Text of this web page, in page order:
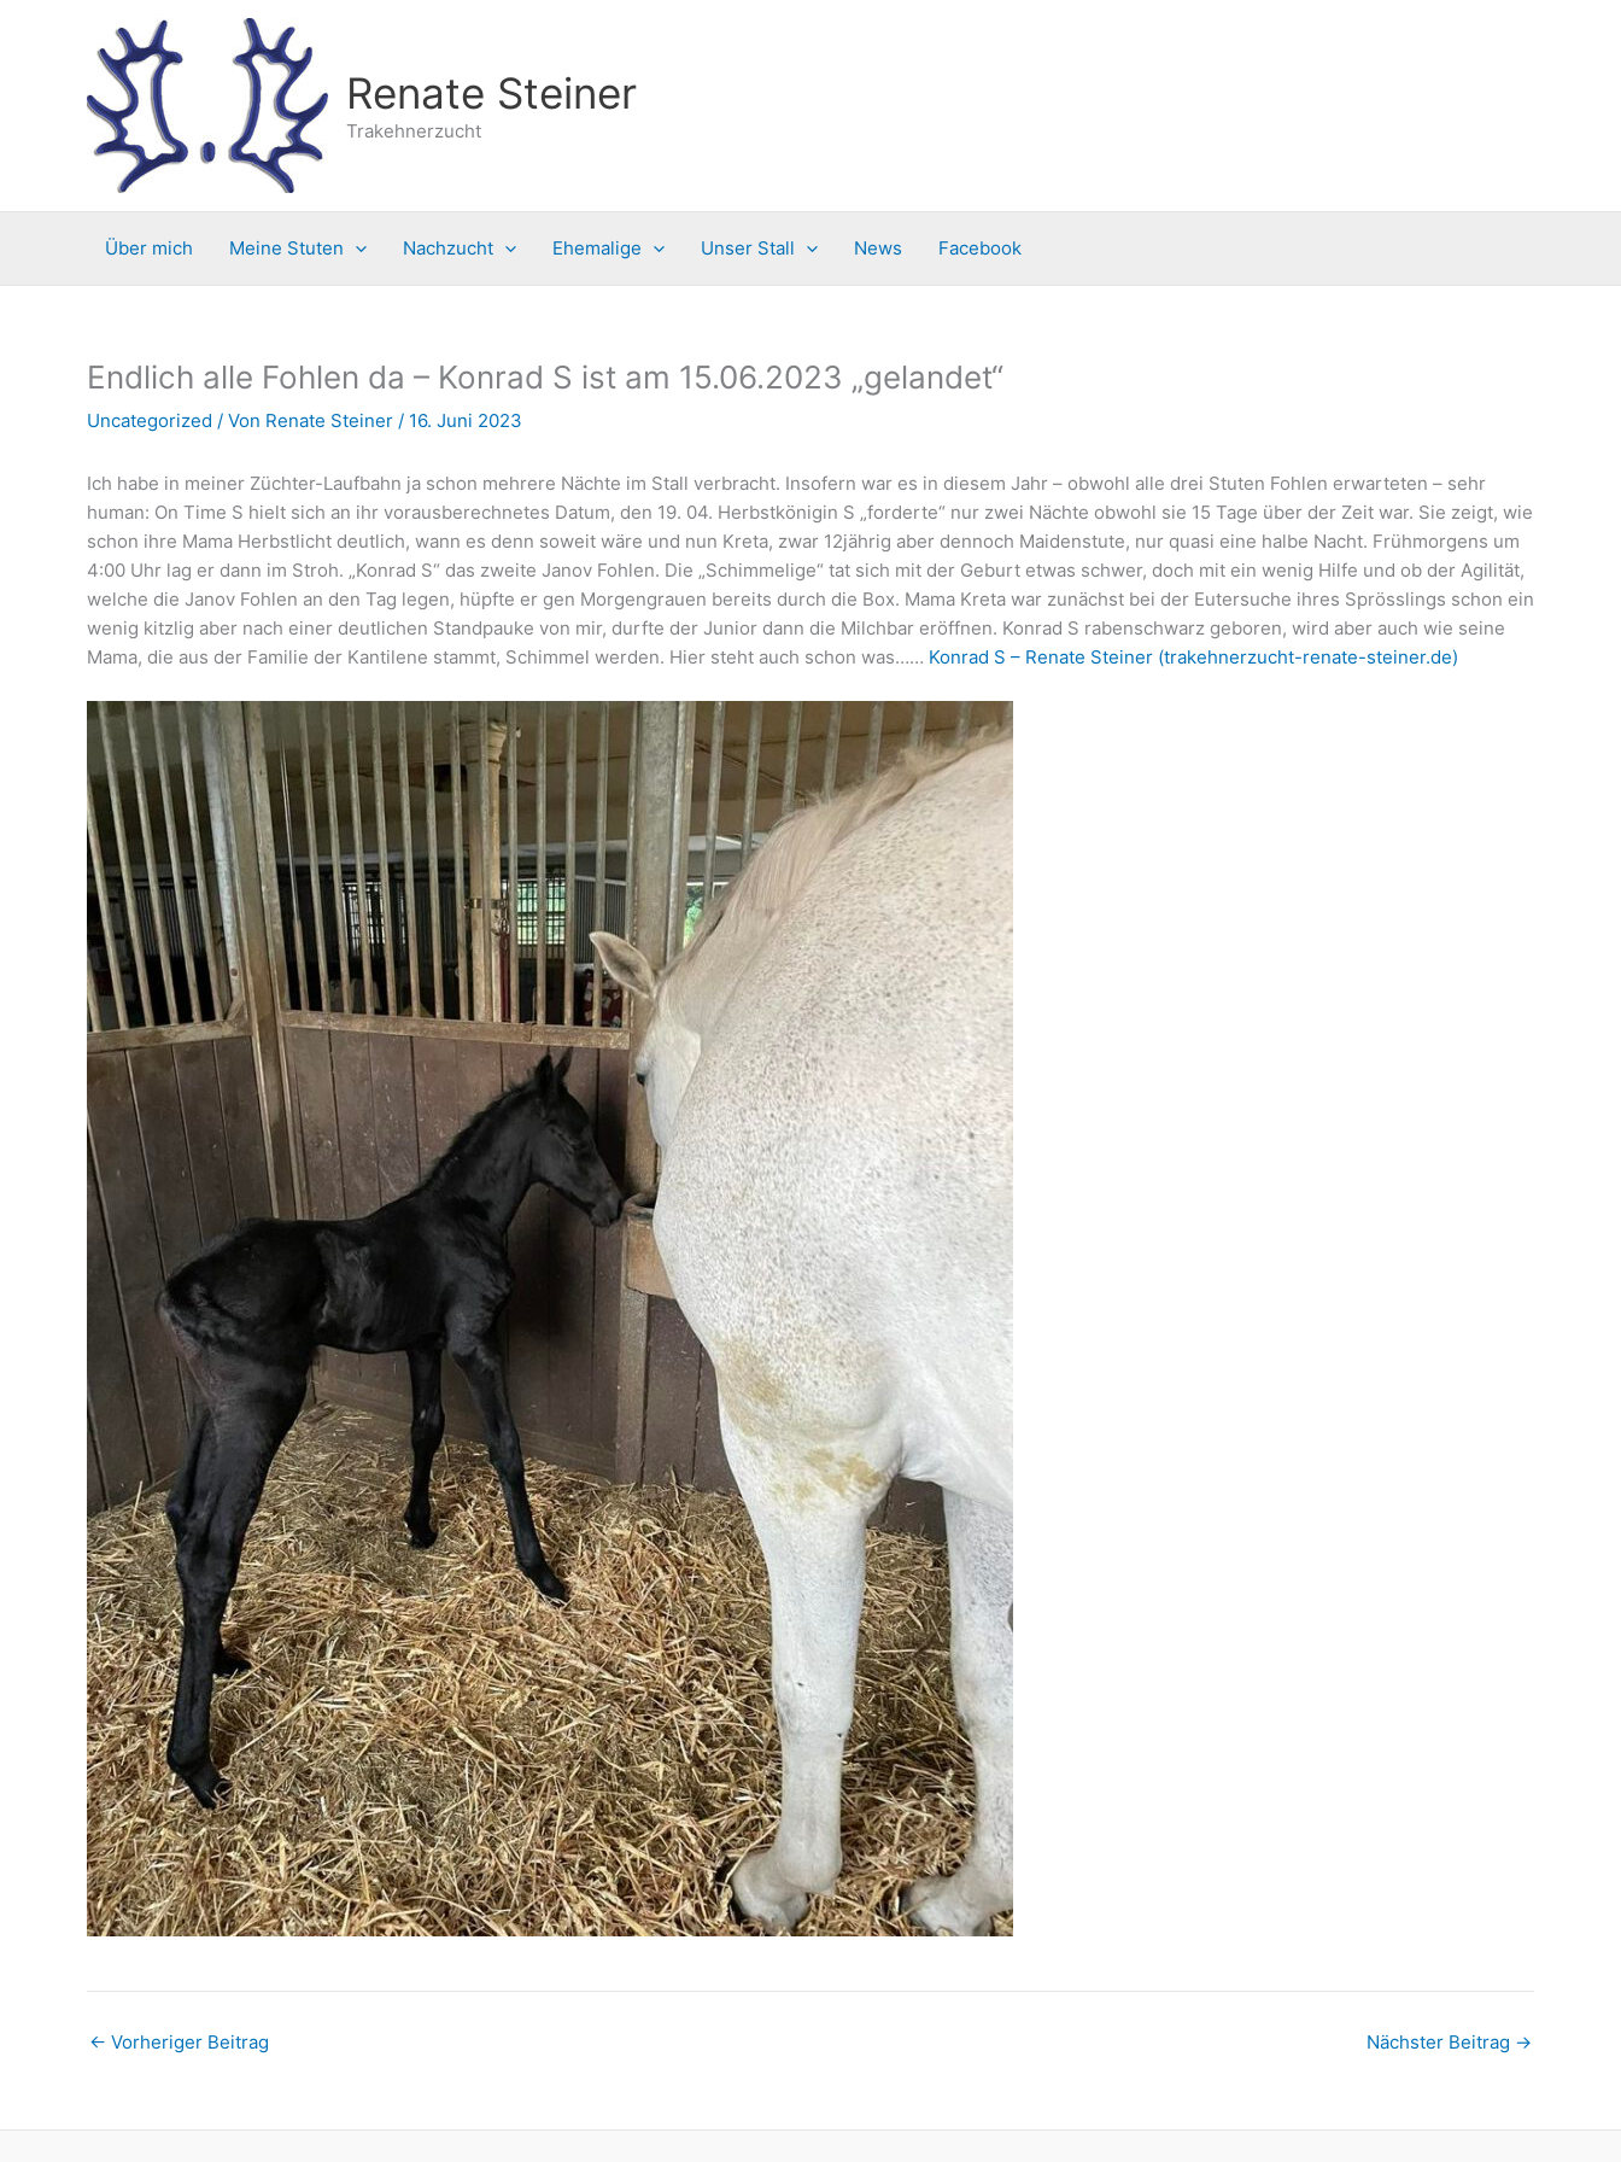
Renate Steiner
Trakehnerzucht
Über mich Meine Stuten Nachzucht Ehemalige Unser Stall News Facebook
Endlich alle Fohlen da – Konrad S ist am 15.06.2023 „gelandet“
Uncategorized / Von Renate Steiner / 16. Juni 2023
Ich habe in meiner Züchter-Laufbahn ja schon mehrere Nächte im Stall verbracht. Insofern war es in diesem Jahr – obwohl alle drei Stuten Fohlen erwarteten – sehr
human: On Time S hielt sich an ihr vorausberechnetes Datum, den 19. 04. Herbstkönigin S „forderte“ nur zwei Nächte obwohl sie 15 Tage über der Zeit war. Sie zeigt, wie
schon ihre Mama Herbstlicht deutlich, wann es denn soweit wäre und nun Kreta, zwar 12jährig aber dennoch Maidenstute, nur quasi eine halbe Nacht. Frühmorgens um
4:00 Uhr lag er dann im Stroh. „Konrad S“ das zweite Janov Fohlen. Die „Schimmelige“ tat sich mit der Geburt etwas schwer, doch mit ein wenig Hilfe und ob der Agilität,
welche die Janov Fohlen an den Tag legen, hüpfte er gen Morgengrauen bereits durch die Box. Mama Kreta war zunächst bei der Eutersuche ihres Sprösslings schon ein
wenig kitzlig aber nach einer deutlichen Standpauke von mir, durfte der Junior dann die Milchbar eröffnen. Konrad S rabenschwarz geboren, wird aber auch wie seine
Mama, die aus der Familie der Kantilene stammt, Schimmel werden. Hier steht auch schon was…… Konrad S – Renate Steiner (trakehnerzucht-renate-steiner.de)
← Vorheriger Beitrag Nächster Beitrag →